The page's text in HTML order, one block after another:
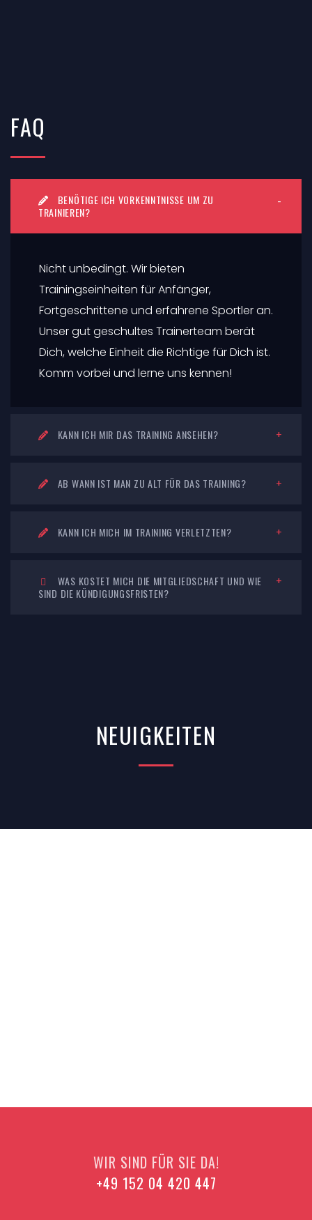
FAQ
BENÖTIGE ICH VORKENNTNISSE UM ZU
TRAINIEREN?
Nicht unbedingt. Wir bieten
Trainingseinheiten für Anfänger,
Fortgeschrittene und erfahrene Sportler an.
Unser gut geschultes Trainerteam berät
Dich, welche Einheit die Richtige für Dich ist.
Komm vorbei und lerne uns kennen!
KANN ICH MIR DAS TRAINING ANSEHEN?
AB WANN IST MAN ZU ALT FÜR DAS TRAINING?
KANN ICH MICH IM TRAINING VERLETZTEN?
WAS KOSTET MICH DIE MITGLIEDSCHAFT UND WIE
SIND DIE KÜNDIGUNGSFRISTEN?
NEUIGKEITEN
WIR SIND FÜR SIE DA!
+49 152 04 420 447